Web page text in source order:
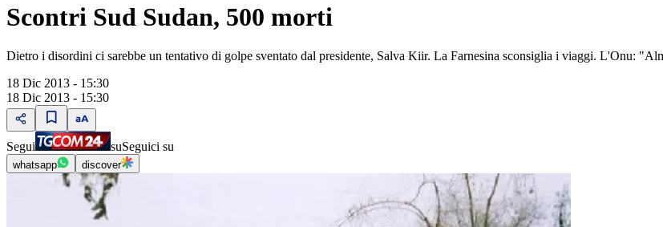
Scontri Sud Sudan, 500 morti
Dietro i disordini ci sarebbe un tentativo di golpe sventato dal presidente, Salva Kiir. La Farnesina sconsiglia i viaggi. L'Onu:
18 Dic 2013 - 15:30
18 Dic 2013 - 15:30
Segui suSeguici su
whatsapp discover